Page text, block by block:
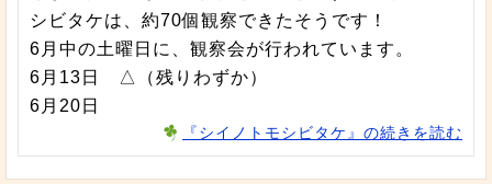
シビタケは、約70個観察できたそうです！
6月中の土曜日に、観察会が行われています。
6月13日 △（残りわずか）
6月20日
『シイノトモシビタケ』の続きを読む